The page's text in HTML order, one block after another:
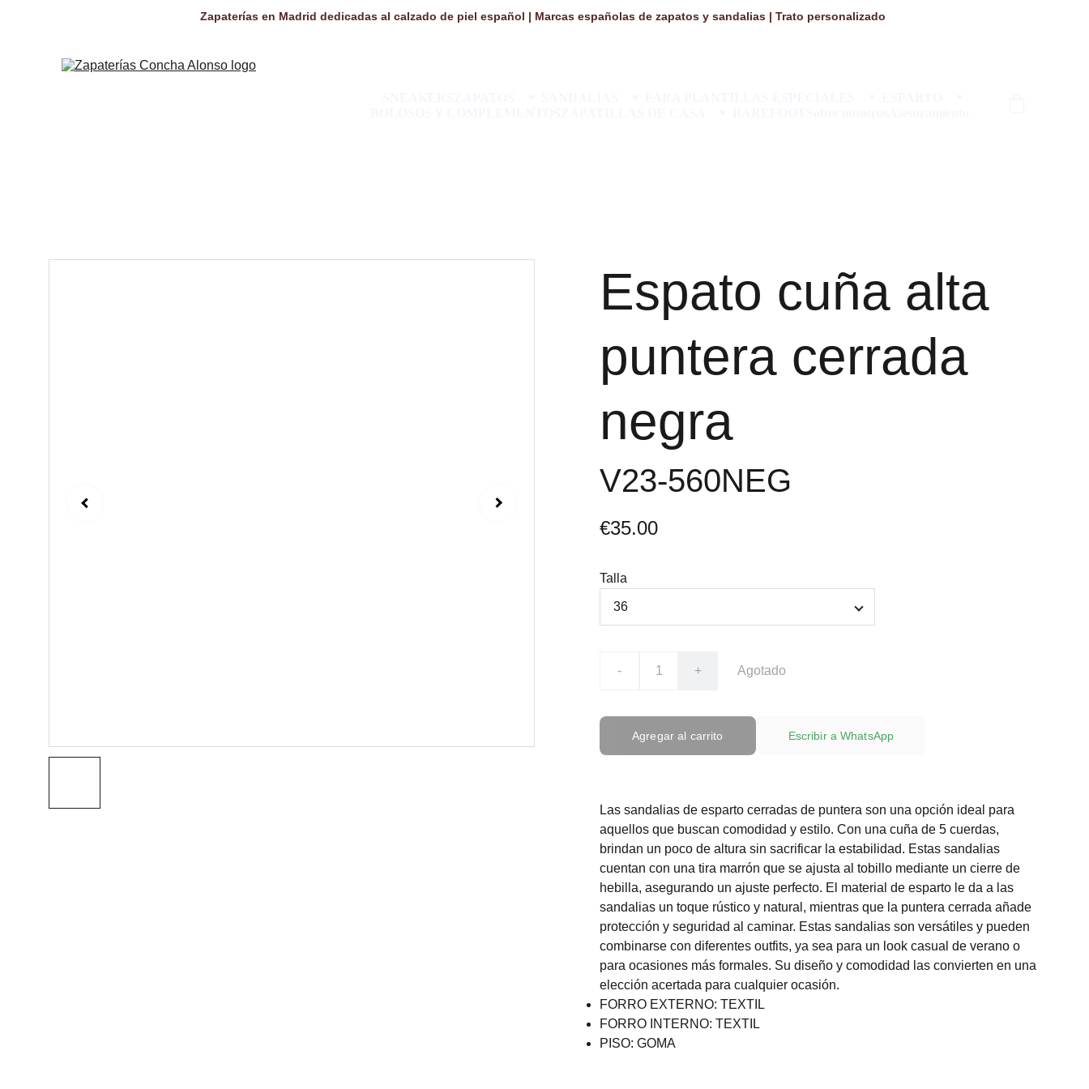
Zapaterías en Madrid dedicadas al calzado de piel español | Marcas españolas de zapatos y sandalias | Trato personalizado
Espato cuña alta
puntera cerrada
negra
V23-560NEG
€35.00
Talla
- + Agotado
Agregar al carrito Escribir a WhatsApp
Las sandalias de esparto cerradas de puntera son una opción ideal para
aquellos que buscan comodidad y estilo. Con una cuña de 5 cuerdas,
brindan un poco de altura sin sacrificar la estabilidad. Estas sandalias
cuentan con una tira marrón que se ajusta al tobillo mediante un cierre de
hebilla, asegurando un ajuste perfecto. El material de esparto le da a las
sandalias un toque rústico y natural, mientras que la puntera cerrada añade
protección y seguridad al caminar. Estas sandalias son versátiles y pueden
combinarse con diferentes outfits, ya sea para un look casual de verano o
para ocasiones más formales. Su diseño y comodidad las convierten en una
elección acertada para cualquier ocasión.
FORRO EXTERNO: TEXTIL
FORRO INTERNO: TEXTIL
PISO: GOMA